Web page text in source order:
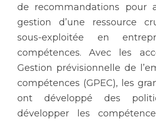
de recommandations pour
gestion d’une ressource
sous-exploitée en
compétences. Avec les
Gestion prévisionnelle de
compétences (GPEC), les
ont développé des
développer les